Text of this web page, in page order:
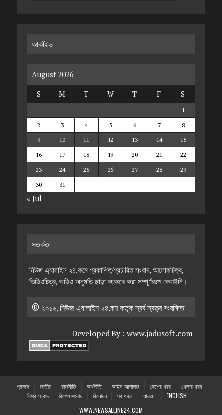
আর্কাইভ
August 2026
S
M T W T F S
1
2
3 4 5 6 7
8
9
10 11 12 13 14
15
16
17 18 19 20 21
22
23
24 25 26 27 28
29
30
31
« Jul
সতর্কতা
নিউজ এ্যালাইন ২৪.কমে প্রকাশিত/প্রচারিত সংবাদ, আলোকচিত্র,
ভিডিওচিত্র, অডিও অনুমতি ছাড়া ব্যবহার করা সম্পূর্ণরূপে বেআইনি।
© ২০১৬, নিউজ এ্যালাইন ২৪.কম কতৃক স্বর্ব স্বত্ত্ব সংরক্ষিত
Developed By :www.jadusoft.com
প্রচ্ছদ জাতীয় রাজনীতি অর্থনীতি আইন-আদালত দেশের খবর
খেলার খবর
বিশ্ব সংবাদ
বিশেষ সংবাদ বিনোদন সব খবর আরও…
ENGLISH
WWW.NEWSALLINE24.COM